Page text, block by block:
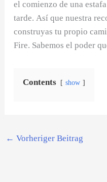
el comienzo de una
tarde. Así que nuestra
construyas tu propio
Fire. Sabemos el poder
Contents show
← Vorheriger Beitrag